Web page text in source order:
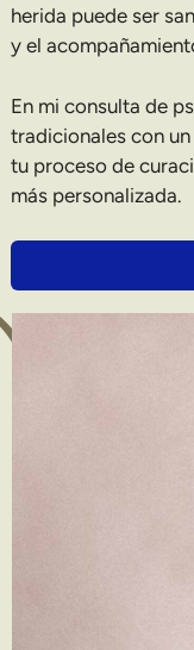
herida puede ser
y el
En mi consulta de
tradicionales con
tu proceso de
más personalizada.